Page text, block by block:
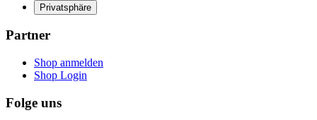
Privatsphäre
Partner
Shop anmelden
Shop Login
Folge uns